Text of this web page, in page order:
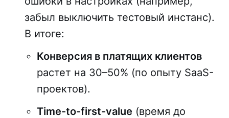
забыл выключить тестовый инстанс).
В итоге:
Конверсия в платящих клиентов
растет на 30–50% (по опыту SaaS-
проектов).
Time-to-first-value (время до